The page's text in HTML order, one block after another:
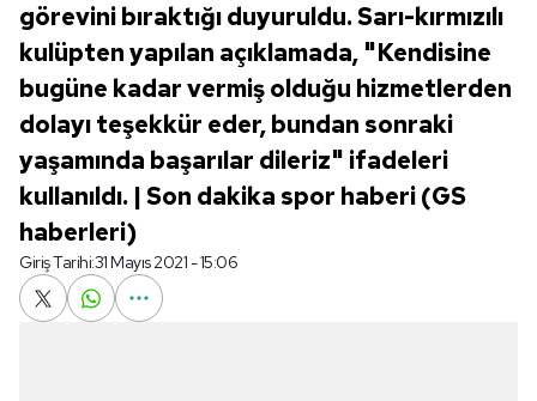
görevini bıraktığı duyuruldu. Sarı-kırmızılı
kulüpten yapılan açıklamada, "Kendisine
bugüne kadar vermiş olduğu hizmetlerden
dolayı teşekkür eder, bundan sonraki
yaşamında başarılar dileriz" ifadeleri
kullanıldı. | Son dakika spor haberi (GS
haberleri)
Giriş Tarihi:31 Mayıs 2021 - 15:06